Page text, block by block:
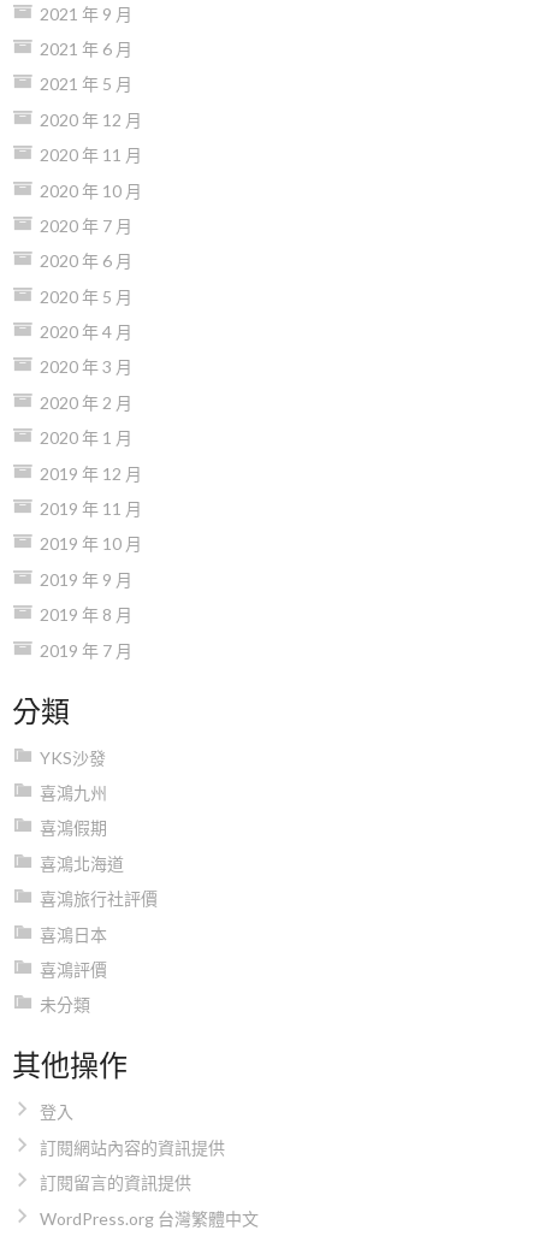
2021 年 9 月
2021 年 6 月
2021 年 5 月
2020 年 12 月
2020 年 11 月
2020 年 10 月
2020 年 7 月
2020 年 6 月
2020 年 5 月
2020 年 4 月
2020 年 3 月
2020 年 2 月
2020 年 1 月
2019 年 12 月
2019 年 11 月
2019 年 10 月
2019 年 9 月
2019 年 8 月
2019 年 7 月
分類
YKS沙發
喜鴻九州
喜鴻假期
喜鴻北海道
喜鴻旅行社評價
喜鴻日本
喜鴻評價
未分類
其他操作
登入
訂閱網站內容的資訊提供
訂閱留言的資訊提供
WordPress.org 台灣繁體中文